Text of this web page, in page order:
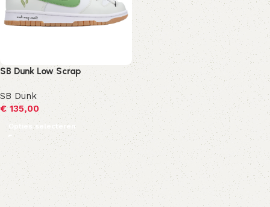
SB Dunk Low Scrap
SB Dunk
€135,00
Opties selecteren